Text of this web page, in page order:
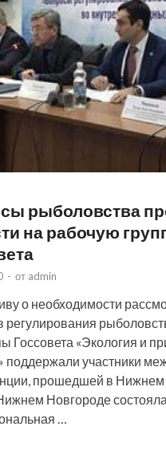
рыболовства
на рабочую
- от admin
о необходимости
регулирования
Госсовета «Экология и
поддержали участники
прошедшей в Нижнем
Новгороде
…